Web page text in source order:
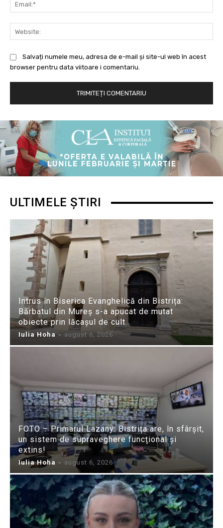
Salvați numele meu, adresa de e-mail și site-ul web în acest
browser pentru data viitoare i comentariu.
ULTIMELE ȘTIRI
Intrus în Biserica Evanghelică din Bistrița:
Bărbatul din Mureș s-a apucat de mutat
obiecte prin lăcașul de cult
Iulia Hoha - august 6, 2026
FOTO – Primarul Lazany: Bistrița are, în sfârșit,
un sistem de supraveghere funcțional și
extins!
Iulia Hoha - august 6, 2026